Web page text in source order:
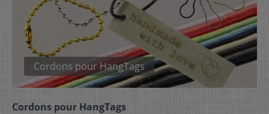
Cordons pour HangTags
Cordons pour HangTags